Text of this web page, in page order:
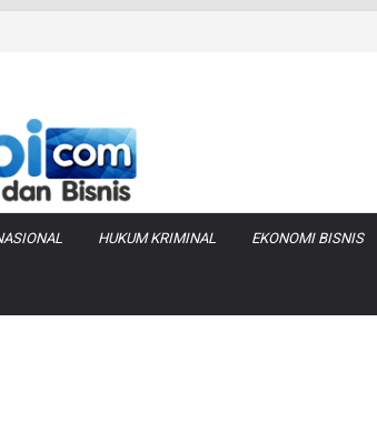
Terlibat
Jadi Rp
Zenix di
HUKUM KRIMINAL EKONOMI BISNIS